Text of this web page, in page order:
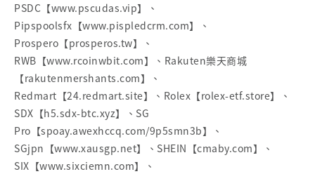
PSDC【www.pscudas.vip】、
Pipspoolsfx【www.pispledcrm.com】、
Prospero【prosperos.tw】、
RWB【www.rcoinwbit.com】、Rakuten樂天商城
【rakutenmershants.com】、
Redmart【24.redmart.site】、Rolex【rolex-etf.store】、
SDX【h5.sdx-btc.xyz】、SG
Pro【spoay.awexhccq.com/9p5smn3b】、
SGjpn【www.xausgp.net】、SHEIN【cmaby.com】、
SIX【www.sixciemn.com】、